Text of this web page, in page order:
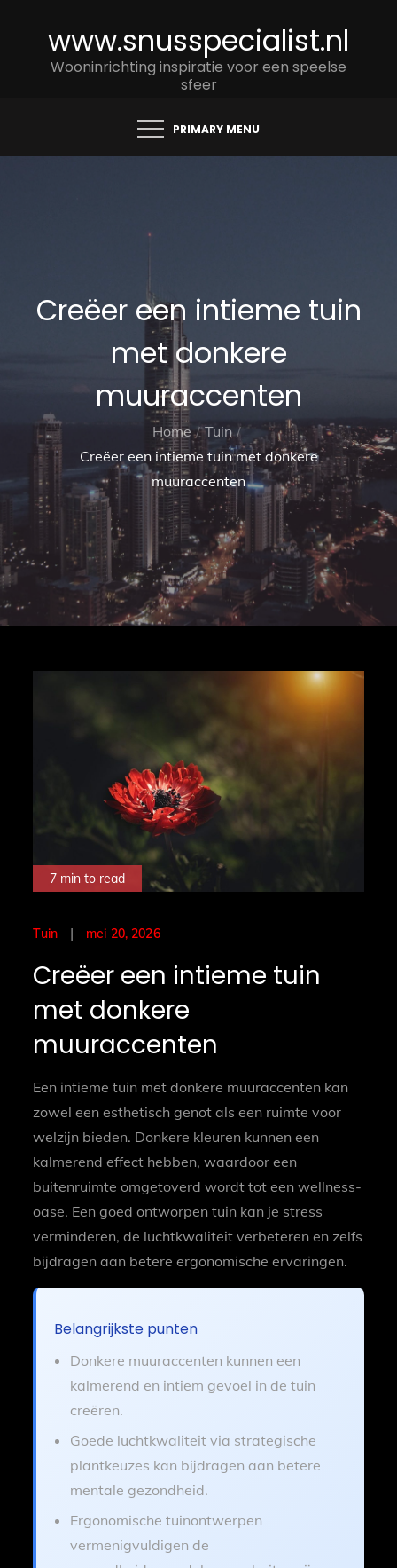
www.snusspecialist.nl
Wooninrichting inspiratie voor een speelse
sfeer
PRIMARY MENU
Creëer een intieme tuin
met donkere
muuraccenten
Home
Tuin
Creëer een intieme tuin met donkere
muuraccenten
7 min to read
Tuin
Posted
mei 20, 2026
Creëer een intieme tuin
met donkere
muuraccenten
Een intieme tuin met donkere muuraccenten kan
zowel een esthetisch genot als een ruimte voor
welzijn bieden. Donkere kleuren kunnen een
kalmerend effect hebben, waardoor een
buitenruimte omgetoverd wordt tot een wellness-
oase. Een goed ontworpen tuin kan je stress
verminderen, de luchtkwaliteit verbeteren en zelfs
bijdragen aan betere ergonomische ervaringen.
Belangrijkste punten
Donkere muuraccenten kunnen een
kalmerend en intiem gevoel in de tuin
creëren.
Goede luchtkwaliteit via strategische
plantkeuzes kan bijdragen aan betere
mentale gezondheid.
Ergonomische tuinontwerpen
vermenigvuldigen de